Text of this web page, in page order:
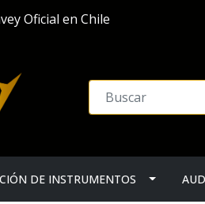
Oficial en Chile
DE INSTRUMENTOS